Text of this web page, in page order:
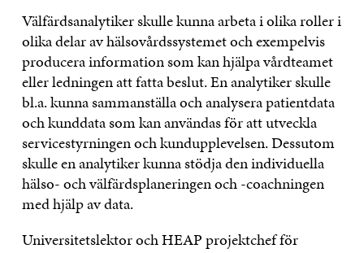
Välfärdsanalytiker skulle kunna arbeta i olika roller i
olika delar av hälsovårdssystemet och exempelvis
producera information som kan hjälpa vårdteamet
eller ledningen att fatta beslut. En analytiker skulle
bl.a. kunna sammanställa och analysera patientdata
och kunddata som kan användas för att utveckla
servicestyrningen och kundupplevelsen. Dessutom
skulle en analytiker kunna stödja den individuella
hälso- och välfärdsplaneringen och -coachningen
med hjälp av data.
Universitetslektor och HEAP projektchef för